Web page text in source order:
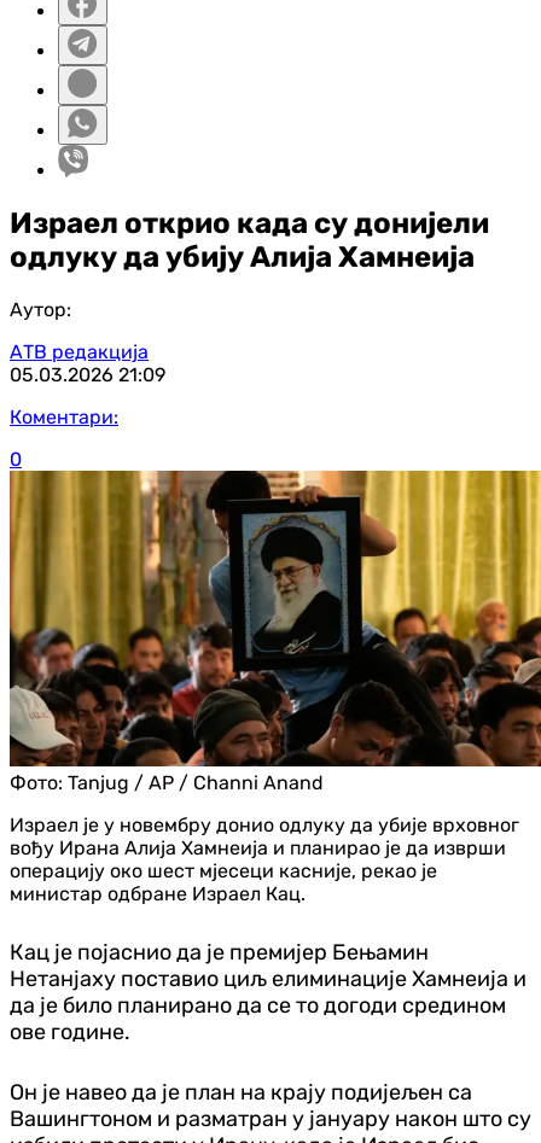
Израел открио када су донијели
одлуку да убију Алија Хамнеија
Аутор:
АТВ редакција
05.03.2026 21:09
Коментари:
0
Фото: Tanjug / AP / Channi Anand
Израел је у новембру донио одлуку да убије врховног
вођу Ирана Алија Хамнеија и планирао је да изврши
операцију око шест мјесеци касније, рекао је
министар одбране Израел Кац.
Кац је појаснио да је премијер Бењамин
Нетанјаху поставио циљ елиминације Хамнеија и
да је било планирано да се то догоди средином
ове године.
Он је навео да је план на крају подијељен са
Вашингтоном и разматран у јануару након што су